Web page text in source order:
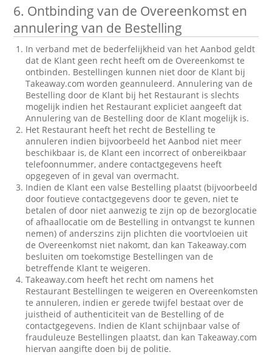
6. Ontbinding van de Overeenkomst en
annulering van de Bestelling
In verband met de bederfelijkheid van het Aanbod geldt
dat de Klant geen recht heeft om de Overeenkomst te
ontbinden. Bestellingen kunnen niet door de Klant bij
Takeaway.com worden geannuleerd. Annulering van de
Bestelling door de Klant bij het Restaurant is slechts
mogelijk indien het Restaurant expliciet aangeeft dat
Annulering van de Bestelling door de Klant mogelijk is.
Het Restaurant heeft het recht de Bestelling te
annuleren indien bijvoorbeeld het Aanbod niet meer
beschikbaar is, de Klant een incorrect of onbereikbaar
telefoonnummer, andere contactgegevens heeft
opgegeven of in geval van overmacht.
Indien de Klant een valse Bestelling plaatst (bijvoorbeeld
door foutieve contactgegevens door te geven, niet te
betalen of door niet aanwezig te zijn op de bezorglocatie
of afhaallocatie om de Bestelling in ontvangst te kunnen
nemen) of anderszins zijn plichten die voortvloeien uit
de Overeenkomst niet nakomt, dan kan Takeaway.com
besluiten om toekomstige Bestellingen van de
betreffende Klant te weigeren.
Takeaway.com heeft het recht om namens het
Restaurant Bestellingen te weigeren en Overeenkomsten
te annuleren, indien er gerede twijfel bestaat over de
juistheid of authenticiteit van de Bestelling of de
contactgegevens. Indien de Klant schijnbaar valse of
frauduleuze Bestellingen plaatst, dan kan Takeaway.com
hiervan aangifte doen bij de politie.